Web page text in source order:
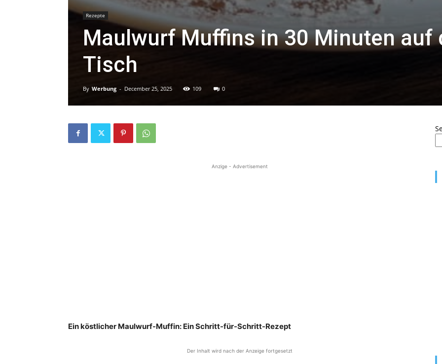
Rezepte
Maulwurf Muffins in 30 Minuten auf
Tisch
By Werbung - December 25, 2025 109 0
Anzige - Advertisement
Ein köstlicher Maulwurf-Muffin: Ein Schritt-für-Schritt-Rezept
Der Inhalt wird nach der Anzeige fortgesetzt